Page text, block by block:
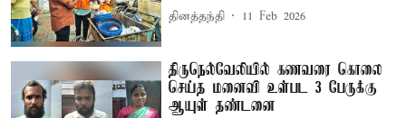
தினத்தந்தி 11 Feb 2026
திருநெல்வேலியில் கணவரை கொலை
செய்த மனைவி உள்பட 3 பேருக்கு
ஆயுள் தண்டனை